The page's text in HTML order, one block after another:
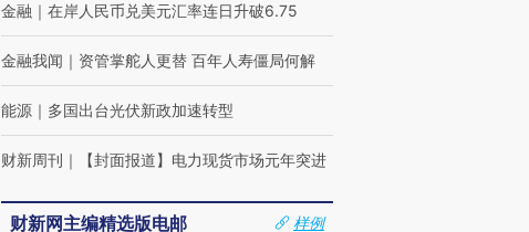
金融 ｜ 在岸人民币兑美元汇率连日升破6.75
金融我闻 ｜ 资管掌舵人更替 百年人寿僵局何解
能源 ｜ 多国出台光伏新政加速转型
财新周刊 ｜ 【封面报道】电力现货市场元年突进
财新网主编精选版电邮
样例